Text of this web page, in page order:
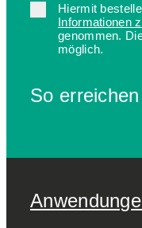
Hiermit
Informationen
genommen.
möglich.
So